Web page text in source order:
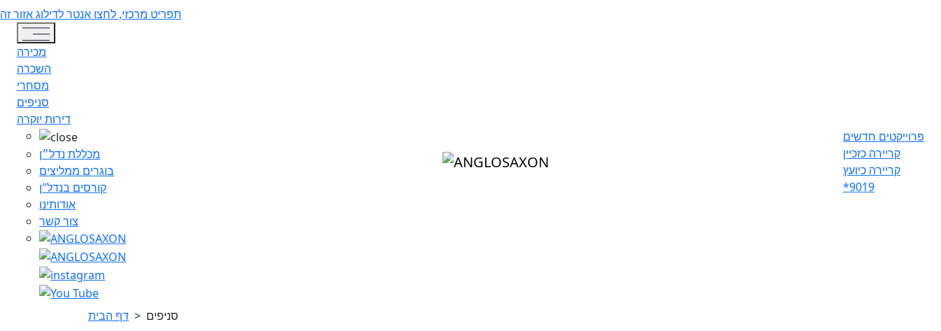
תפריט מרכזי, לחצו אנטר לדילוג אזור זה
Toggle navigation
מכירה
השכרה
מסחרי
סניפים
דירות יוקרה
מכללת נדל״ן
בוגרים ממליצים
קורסים בנדל"ן
אודותינו
צור קשר
פרוייקטים חדשים
קריירה כזכיין
קריירה כיועץ
*9019
דף הבית > סניפים